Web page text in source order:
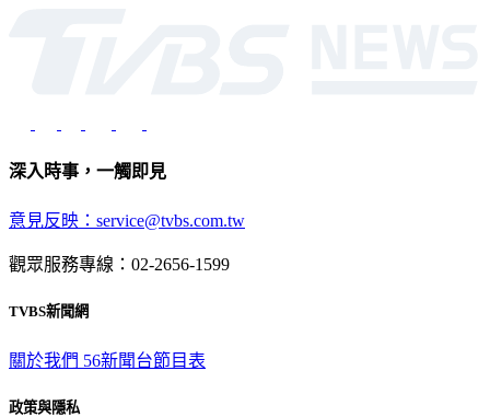
深入時事，一觸即見
意見反映：service@tvbs.com.tw
觀眾服務專線：02-2656-1599
TVBS新聞網
關於我們 56新聞台節目表
政策與隱私